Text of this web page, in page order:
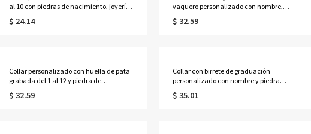
al 10 con piedras de nacimiento, joyería
delicada de plata de ley 925 para la
familia, regalo de cumpleaños/Día de la
$ 24.14
vaquero personalizado con nombre,
joyería delicada de estilo western en
plata de ley 925, regalo de
$ 32.59
Collar personalizado con huella de pata
grabada del 1 al 12 y piedra de
nacimiento con nombre, exquisita
joyería conmemorativa de plata de ley
$ 32.59
Collar con birrete de graduación
personalizado con nombre y piedra
natal en forma de corazón, recuerdo de
graduación de la promoción de 2026
$ 35.01